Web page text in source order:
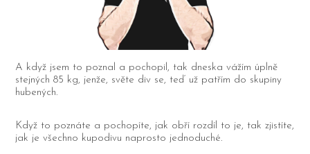
A když jsem to poznal a pochopil, tak dneska vážím úplně
stejných 85 kg, jenže, světe div se, teď už patřím do skupiny
hubených.
Když to poznáte a pochopíte, jak obří rozdíl to je, tak zjistíte,
jak je všechno kupodivu naprosto jednoduché.